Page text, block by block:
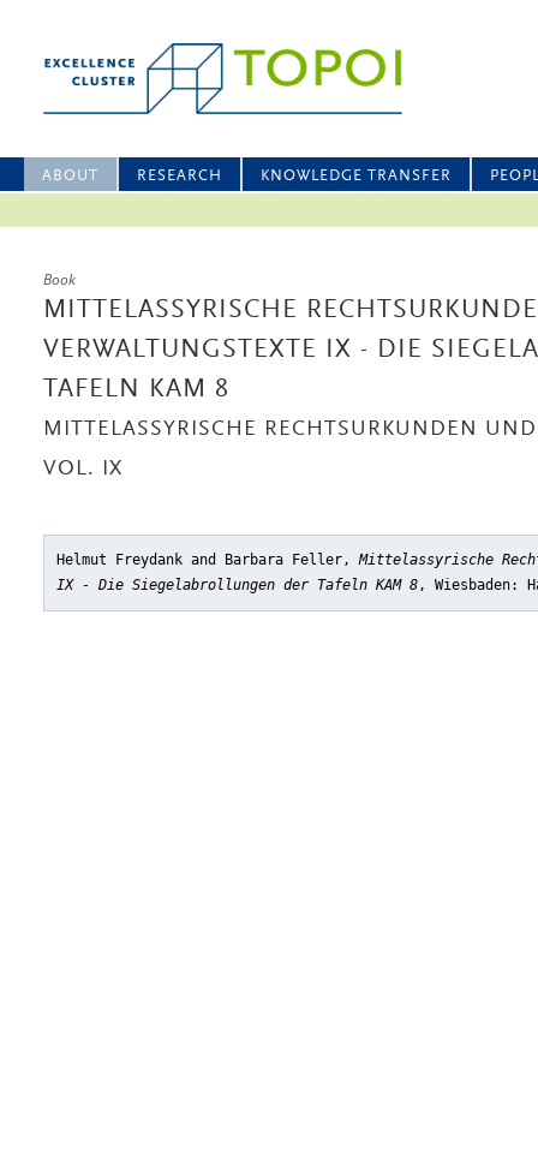
ABOUT RESEARCH KNOWLEDGE TRANSFER
Book
MITTELASSYRISCHE
VERWALTUNGSTEXTE IX - DIE
TAFELN KAM 8
MITTELASSYRISCHE RECHTSURKUNDEN
VOL. IX
Helmut Freydank and Barbara Feller,Mittelassyrische
IX - Die Siegelabrollungen der Tafeln KAM 8, Wiesbaden: